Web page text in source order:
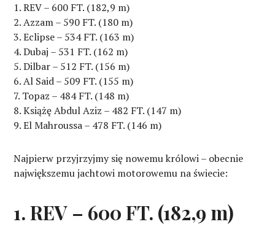
REV – 600 FT. (182,9 m)
Azzam – 590 FT. (180 m)
Eclipse – 534 FT. (163 m)
Dubaj – 531 FT. (162 m)
Dilbar – 512 FT. (156 m)
Al Said – 509 FT. (155 m)
Topaz – 484 FT. (148 m)
Książę Abdul Aziz – 482 FT. (147 m)
El Mahroussa – 478 FT. (146 m)
Najpierw przyjrzyjmy się nowemu królowi – obecnie
największemu jachtowi motorowemu na świecie:
1. REV – 600 FT. (182,9 m)